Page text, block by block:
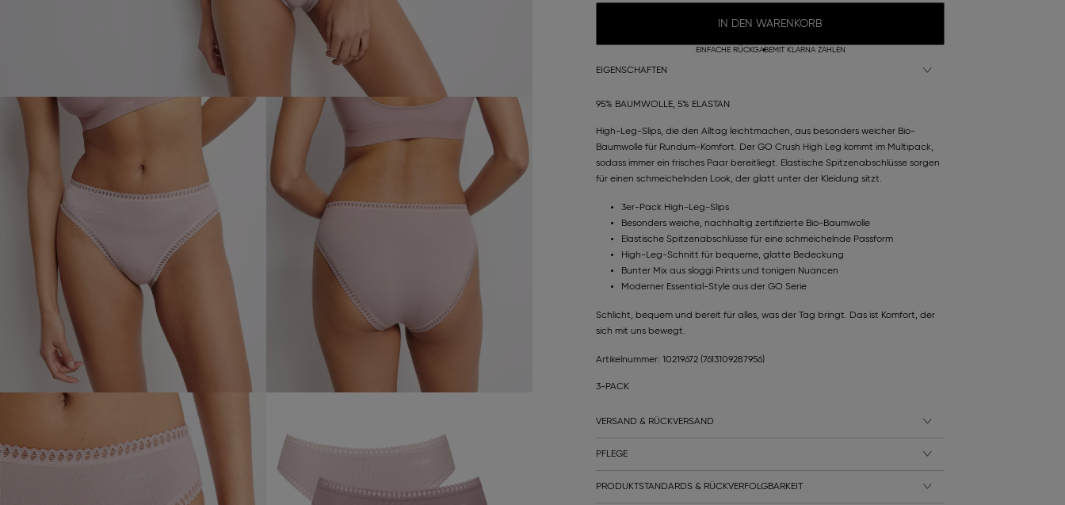
IN DEN WARENKORB
EINFACHE RÜCKGABEMIT KLARNA ZAHLEN
EIGENSCHAFTEN
95% BAUMWOLLE, 5% ELASTAN
High-Leg-Slips, die den Alltag leichtmachen, aus besonders weicher Bio-
Baumwolle für Rundum-Komfort. Der GO Crush High Leg kommt im Multipack,
sodass immer ein frisches Paar bereitliegt. Elastische Spitzenabschlüsse sorgen
für einen schmeichelnden Look, der glatt unter der Kleidung sitzt.
3er-Pack High-Leg-Slips
Besonders weiche, nachhaltig zertifizierte Bio-Baumwolle
Elastische Spitzenabschlüsse für eine schmeichelnde Passform
High-Leg-Schnitt für bequeme, glatte Bedeckung
Bunter Mix aus sloggi Prints und tonigen Nuancen
Moderner Essential-Style aus der GO Serie
Schlicht, bequem und bereit für alles, was der Tag bringt. Das ist Komfort, der
sich mit uns bewegt.
Artikelnummer: 10219672 (7613109287956)
3-PACK
VERSAND & RÜCKVERSAND
PFLEGE
PRODUKTSTANDARDS & RÜCKVERFOLGBARKEIT